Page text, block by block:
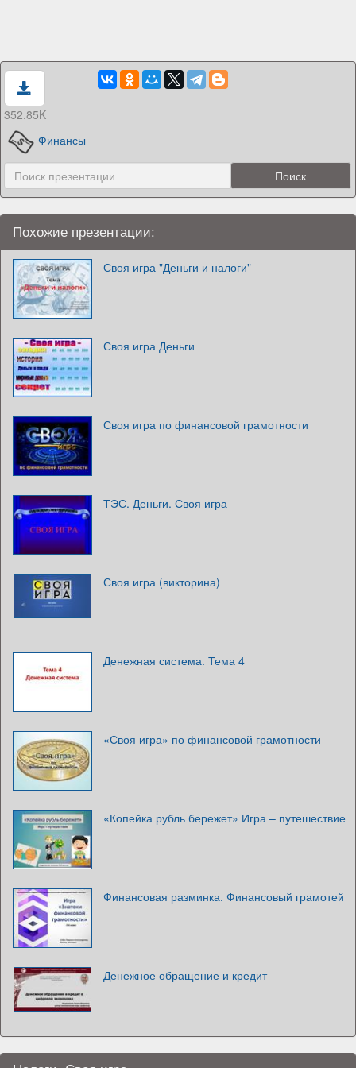
352.85K
Финансы
Похожие презентации:
Своя игра "Деньги и налоги"
Своя игра Деньги
Своя игра по финансовой грамотности
ТЭС. Деньги. Своя игра
Своя игра (викторина)
Денежная система. Тема 4
«Своя игра» по финансовой грамотности
«Копейка рубль бережет» Игра – путешествие
Финансовая разминка. Финансовый грамотей
Денежное обращение и кредит